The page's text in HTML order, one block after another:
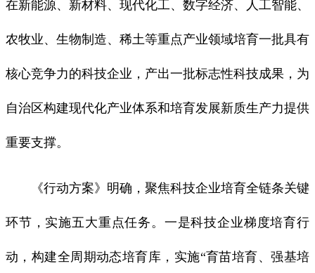
在新能源、新材料、现代化工、数字经济、人工智能、
农牧业、生物制造、稀土等重点产业领域培育一批具有
核心竞争力的科技企业，产出一批标志性科技成果，为
自治区构建现代化产业体系和培育发展新质生产力提供
重要支撑。
《行动方案》明确，聚焦科技企业培育全链条关键
环节，实施五大重点任务。一是科技企业梯度培育行
动，构建全周期动态培育库，实施“育苗培育、强基培